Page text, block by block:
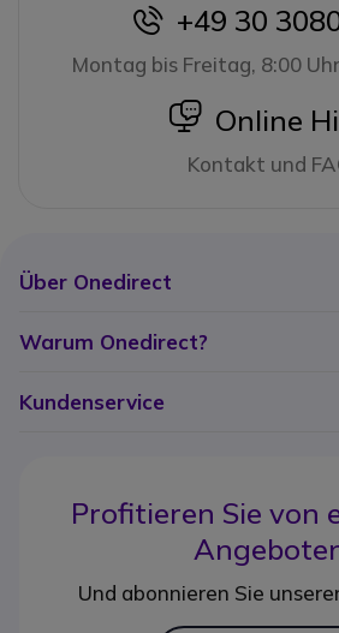
icon
+49 30
Montag bis Freitag, 8:00
icon
Online
Kontakt und
Über Onedirect
Warum Onedirect?
Kundenservice
Profitieren Sie von
Und abonnieren Sie